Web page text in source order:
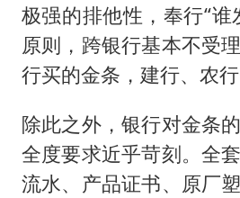
极强的排他性，奉行“谁
原则，跨银行基本不受
行买的金条，建行、农行
除此之外，银行对金条
全度要求近乎苛刻。全
流水、产品证书、原厂